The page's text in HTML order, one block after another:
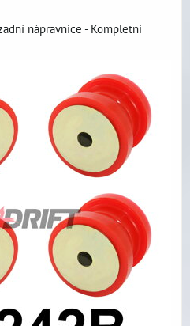
nápravnice - Kompletní